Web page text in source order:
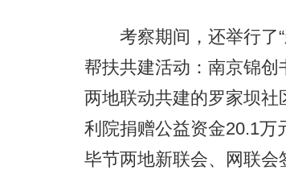
考察期间，还举行了“
帮扶共建活动：南京锦创
两地联动共建的罗家坝社
利院捐赠公益资金20.1万
毕节两地新联会、网联会